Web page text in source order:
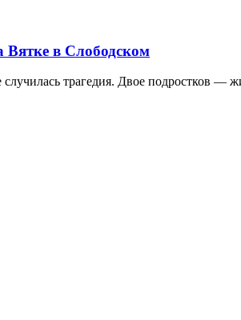
Вятке в Слободском
трагедия. Двое подростков